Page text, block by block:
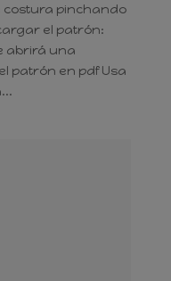
costura pinchando
el patrón:
abrirá una
patrón en pdf Usa